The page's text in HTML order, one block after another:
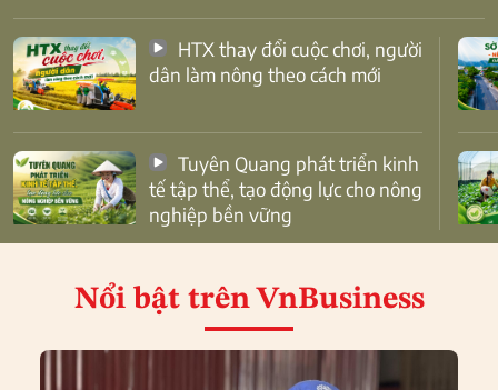
dân làm nông theo cách mới
tế tập thể, tạo động lực cho nông
nghiệp bền vững
Nổi bật trên VnBusiness